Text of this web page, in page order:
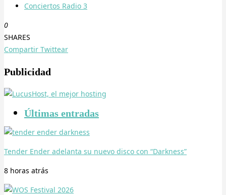
Conciertos Radio 3
0
SHARES
Compartir Twittear
Publicidad
Últimas entradas
Tender Ender adelanta su nuevo disco con “Darkness”
8 horas atrás